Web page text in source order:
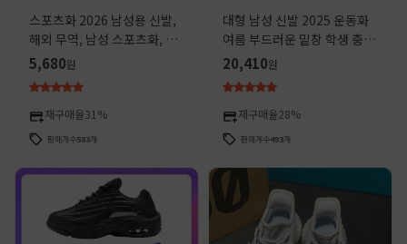
스포츠화 2026 남성용 신발,
해외 무역, 남성 스포츠화, 여
름 통기성 레이스업 런닝화,
인기 패션 남성화
5,680원
재구매율31%
판매개수583개
대형 남성 신발 2025 운동화
여름 부드러운 밑창 학생 충격
흡수 리바운드 스포츠 신발 통
기성 야외 운동화 남성 신발
20,410원
재구매율28%
판매개수493개